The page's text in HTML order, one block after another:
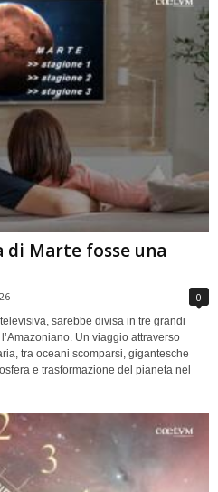
di Marte fosse una
0
sarebbe divisa in tre grandi
Un viaggio attraverso
tra oceani scomparsi, gigantesche
e trasformazione del pianeta nel